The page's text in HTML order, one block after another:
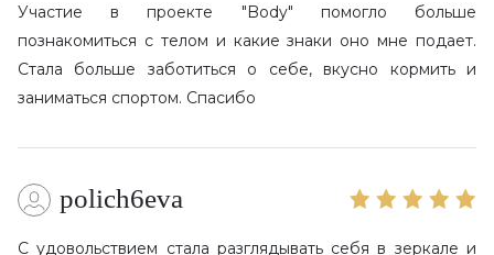
Участие в проекте "Body" помогло больше
познакомиться с телом и какие знаки оно мне подает.
Стала больше заботиться о себе, вкусно кормить и
заниматься спортом. Спасибо
polich6eva
С удовольствием стала разглядывать себя в зеркале и